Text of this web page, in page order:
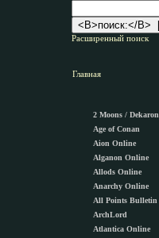
Расширенный поиск
Главная
2 Moons / Dekaron
Age of Conan
Aion Online
Alganon Оnline
Allods Online
Anarchy Online
All Points Bulletin
ArchLord
Atlantica Online